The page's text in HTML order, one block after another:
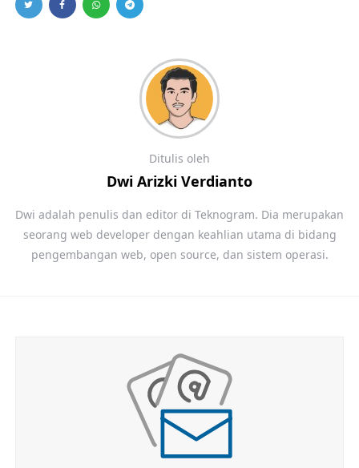
Ditulis oleh
Dwi Arizki Verdianto
Dwi adalah penulis dan editor di Teknogram. Dia merupakan
seorang web developer dengan keahlian utama di bidang
pengembangan web, open source, dan sistem operasi.